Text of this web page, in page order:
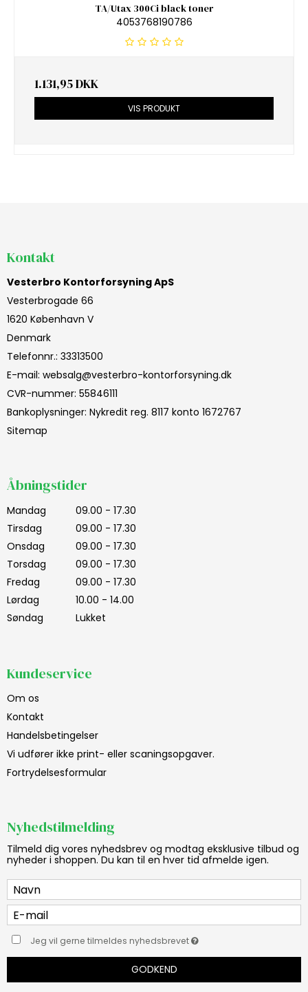
TA/Utax 300Ci black toner
4053768190786
1.131,95 DKK
VIS PRODUKT
Kontakt
Vesterbro Kontorforsyning ApS
Vesterbrogade 66
1620 København V
Denmark
Telefonnr.: 33313500
E-mail: websalg@vesterbro-kontorforsyning.dk
CVR-nummer: 55846111
Bankoplysninger: Nykredit reg. 8117 konto 1672767
Sitemap
Åbningstider
Mandag
09.00 - 17.30
Tirsdag
09.00 - 17.30
Onsdag
09.00 - 17.30
Torsdag
09.00 - 17.30
Fredag
09.00 - 17.30
Lørdag
10.00 - 14.00
Søndag
Lukket
Kundeservice
Om os
Kontakt
Handelsbetingelser
Vi udfører ikke print- eller scaningsopgaver.
Fortrydelsesformular
Nyhedstilmelding
Tilmeld dig vores nyhedsbrev og modtag eksklusive tilbud og
nyheder i shoppen. Du kan til en hver tid afmelde igen.
Jeg vil gerne tilmeldes nyhedsbrevet
GODKEND